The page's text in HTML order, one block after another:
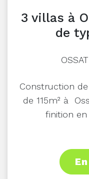
3 villas à
de
Construction
de 115m² à
finition